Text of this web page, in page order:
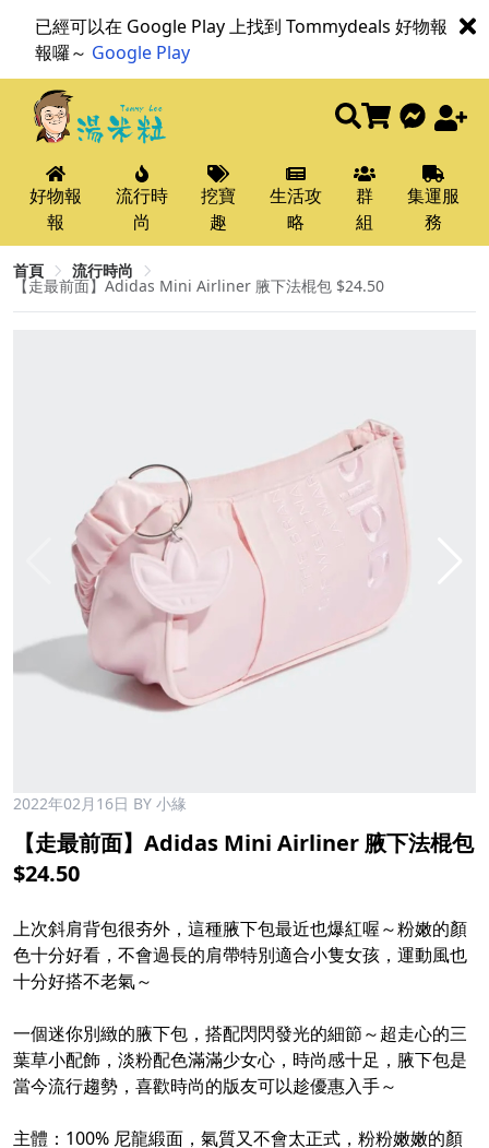
已經可以在 Google Play 上找到 Tommydeals 好物報
報囉～ Google Play
好物報
報
流行時
尚
挖寶
趣
生活攻
略
群
組
集運服
務
首頁 流行時尚
【走最前面】Adidas Mini Airliner 腋下法棍包 $24.50
2022年02月16日 BY 小緣
【走最前面】Adidas Mini Airliner 腋下法棍包
$24.50
上次斜肩背包很夯外，這種腋下包最近也爆紅喔～粉嫩的顏
色十分好看，不會過長的肩帶特別適合小隻女孩，運動風也
十分好搭不老氣～
一個迷你別緻的腋下包，搭配閃閃發光的細節～超走心的三
葉草小配飾，淡粉配色滿滿少女心，時尚感十足，腋下包是
當今流行趨勢，喜歡時尚的版友可以趁優惠入手～
主體：100% 尼龍緞面，氣質又不會太正式，粉粉嫩嫩的顏